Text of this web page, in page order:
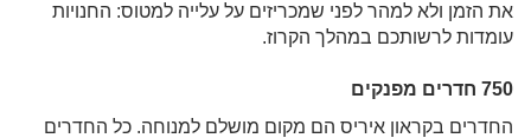
את הזמן ולא למהר לפני שמכריזים על עלייה למטוס: החנויות
עומדות לרשותכם במהלך הקרוז.
750 חדרים מפנקים
החדרים בקראון איריס הם מקום מושלם למנוחה. כל החדרים